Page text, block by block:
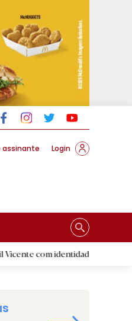
assinante Login
e a respeitar 'herança'